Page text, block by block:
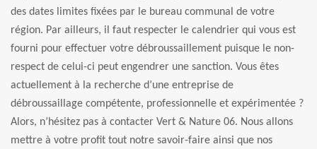
des dates limites fixées par le bureau communal de votre
région. Par ailleurs, il faut respecter le calendrier qui vous est
fourni pour effectuer votre débroussaillement puisque le non-
respect de celui-ci peut engendrer une sanction. Vous êtes
actuellement à la recherche d’une entreprise de
débroussaillage compétente, professionnelle et expérimentée ?
Alors, n’hésitez pas à contacter Vert & Nature 06. Nous allons
mettre à votre profit tout notre savoir-faire ainsi que nos